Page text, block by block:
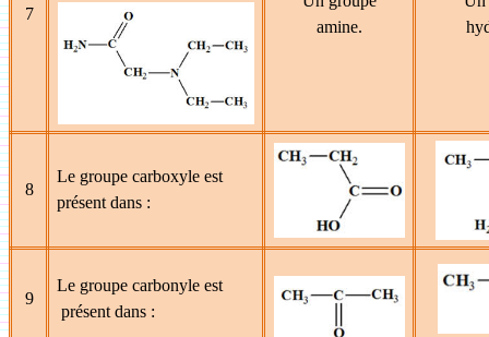
7
amine.
8
Le groupe carboxyle est
présent dans :
9
Le groupe carbonyle est
présent dans :